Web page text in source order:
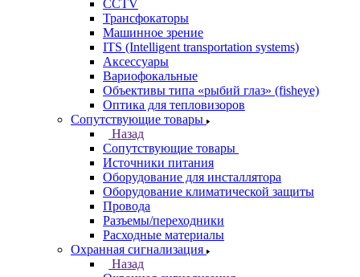
CCTV
Трансфокаторы
Машинное зрение
ITS (Intelligent transportation systems)
Аксессуары
Вариофокальные
Объективы типа «рыбий глаз» (fisheye)
Оптика для тепловизоров
Сопутствующие товары
Назад
Сопутствующие товары
Источники питания
Оборудование для инсталлятора
Оборудование климатической защиты
Провода
Разъемы/переходники
Расходные материалы
Охранная сигнализация
Назад